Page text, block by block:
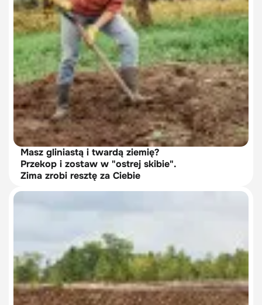
Masz gliniastą i twardą ziemię?
Przekop i zostaw w "ostrej skibie".
Zima zrobi resztę za Ciebie